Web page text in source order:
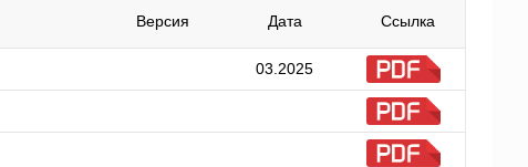
Версия Дата Ссылка
03.2025